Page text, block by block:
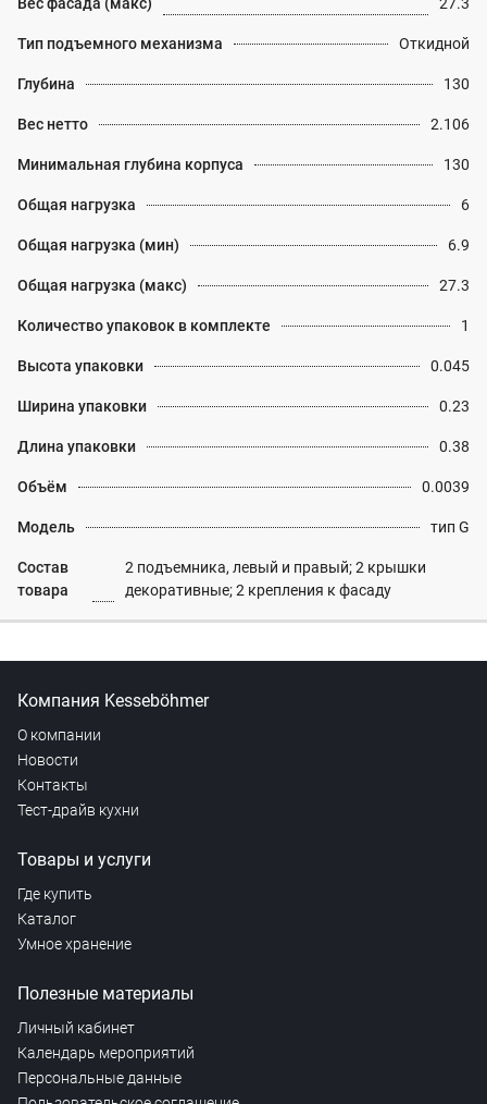
Тип подъемного механизма Откидной
Глубина 130
Вес нетто 2.106
Минимальная глубина корпуса 130
Общая нагрузка 6
Общая нагрузка (мин) 6.9
Общая нагрузка (макс) 27.3
Количество упаковок в комплекте 1
Высота упаковки 0.045
Ширина упаковки 0.23
Длина упаковки 0.38
Объём 0.0039
Модель тип G
Состав
товара
2 подъемника, левый и правый; 2 крышки
декоративные; 2 крепления к фасаду
Компания Kesseböhmer
О компании
Новости
Контакты
Тест-драйв кухни
Товары и услуги
Где купить
Каталог
Умное хранение
Полезные материалы
Личный кабинет
Календарь мероприятий
Персональные данные